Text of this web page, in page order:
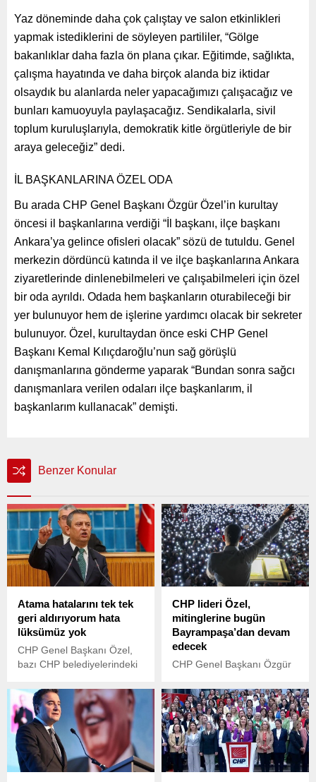
Yaz döneminde daha çok çalıştay ve salon etkinlikleri
yapmak istediklerini de söyleyen partililer, “Gölge
bakanlıklar daha fazla ön plana çıkar. Eğitimde, sağlıkta,
çalışma hayatında ve daha birçok alanda biz iktidar
olsaydık bu alanlarda neler yapacağımızı çalışacağız ve
bunları kamuoyuyla paylaşacağız. Sendikalarla, sivil
toplum kuruluşlarıyla, demokratik kitle örgütleriyle de bir
araya geleceğiz” dedi.
İL BAŞKANLARINA ÖZEL ODA
Bu arada CHP Genel Başkanı Özgür Özel’in kurultay
öncesi il başkanlarına verdiği “İl başkanı, ilçe başkanı
Ankara’ya gelince ofisleri olacak” sözü de tutuldu. Genel
merkezin dördüncü katında il ve ilçe başkanlarına Ankara
ziyaretlerinde dinlenebilmeleri ve çalışabilmeleri için özel
bir oda ayrıldı. Odada hem başkanların oturabileceği bir
yer bulunuyor hem de işlerine yardımcı olacak bir sekreter
bulunuyor. Özel, kurultaydan önce eski CHP Genel
Başkanı Kemal Kılıçdaroğlu’nun sağ görüşlü
danışmanlarına gönderme yaparak “Bundan sonra sağcı
danışmanlara verilen odaları ilçe başkanlarım, il
başkanlarım kullanacak” demişti.
Benzer Konular
Atama hatalarını tek tek
geri aldırıyorum hata
lüksümüz yok
CHP Genel Başkanı Özel,
bazı CHP belediyelerindeki
'belediye başkanlarının
kendi yakın çevresinden
seçildiği' eleştirilerine ilişkin
''Atama hatalarını tek tek
geri aldırıyorum hata
lüksümüz yok'' açıklamasını
CHP lideri Özel,
mitinglerine bugün
Bayrampaşa’dan devam
edecek
CHP Genel Başkanı Özgür
cumhurbaşkanı adayı
Ekrem İmamoğlu’na
özgürlük istediği mitingler
kapsamında bugün
Bayrampaşa’da olacak.
Özel, mitinglerine cuma